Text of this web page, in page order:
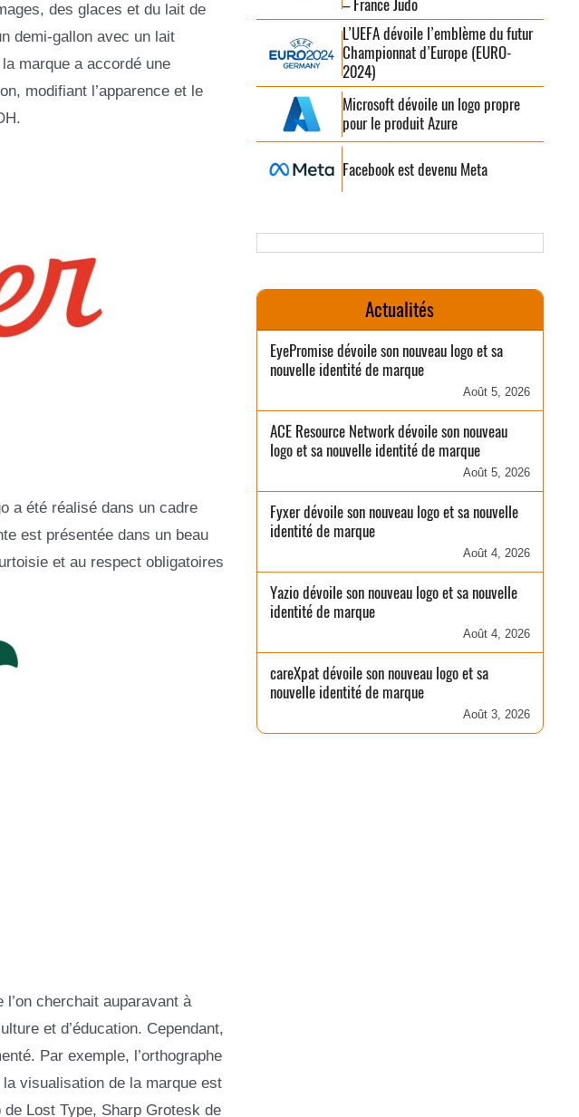
des glaces et du lait de
demi-gallon avec un lait
marque a accordé une
modifiant l’apparence et le
a été réalisé dans un cadre
est présentée dans un beau
et au respect obligatoires
cherchait auparavant à
et d’éducation. Cependant,
Par exemple, l’orthographe
visualisation de la marque est
Lost Type, Sharp Grotesk de
– France Judo
L’UEFA dévoile l’emblème du futur
Championnat d’Europe (EURO-
2024)
Microsoft dévoile un logo propre
pour le produit Azure
Facebook est devenu Meta
Actualités
EyePromise dévoile son nouveau logo et sa
nouvelle identité de marque
Août 5, 2026
ACE Resource Network dévoile son nouveau
logo et sa nouvelle identité de marque
Août 5, 2026
Fyxer dévoile son nouveau logo et sa nouvelle
identité de marque
Août 4, 2026
Yazio dévoile son nouveau logo et sa nouvelle
identité de marque
Août 4, 2026
careXpat dévoile son nouveau logo et sa
nouvelle identité de marque
Août 3, 2026